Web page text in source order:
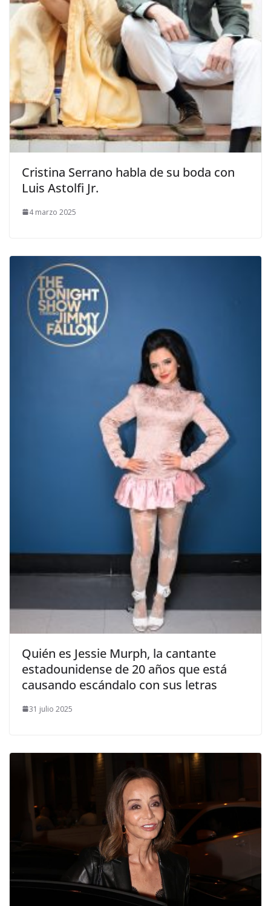
​Cristina Serrano habla de su boda con
Luis Astolfi Jr.
4 marzo 2025
​Quién es Jessie Murph, la cantante
estadounidense de 20 años que está
causando escándalo con sus letras
31 julio 2025